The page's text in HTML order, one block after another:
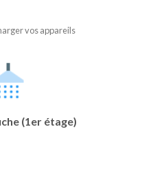
vos appareils
(1er étage)